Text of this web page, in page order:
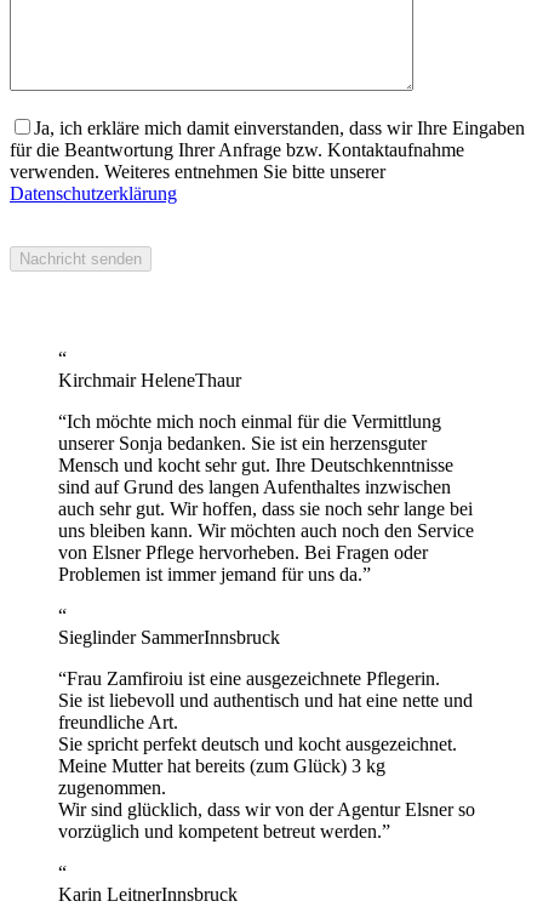
Ja, ich erkläre mich damit einverstanden, dass wir Ihre Eingaben
für die Beantwortung Ihrer Anfrage bzw. Kontaktaufnahme
verwenden. Weiteres entnehmen Sie bitte unserer
Datenschutzerklärung
“
Kirchmair HeleneThaur
“Ich möchte mich noch einmal für die Vermittlung
unserer Sonja bedanken. Sie ist ein herzensguter
Mensch und kocht sehr gut. Ihre Deutschkenntnisse
sind auf Grund des langen Aufenthaltes inzwischen
auch sehr gut. Wir hoffen, dass sie noch sehr lange bei
uns bleiben kann. Wir möchten auch noch den Service
von Elsner Pflege hervorheben. Bei Fragen oder
Problemen ist immer jemand für uns da.”
“
Sieglinder SammerInnsbruck
“Frau Zamfiroiu ist eine ausgezeichnete Pflegerin.
Sie ist liebevoll und authentisch und hat eine nette und
freundliche Art.
Sie spricht perfekt deutsch und kocht ausgezeichnet.
Meine Mutter hat bereits (zum Glück) 3 kg
zugenommen.
Wir sind glücklich, dass wir von der Agentur Elsner so
vorzüglich und kompetent betreut werden.”
“
Karin LeitnerInnsbruck